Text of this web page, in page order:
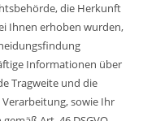
die Herkunft
Ihnen erhoben wurden,
Informationen über
Tragweite und die
sowie Ihr